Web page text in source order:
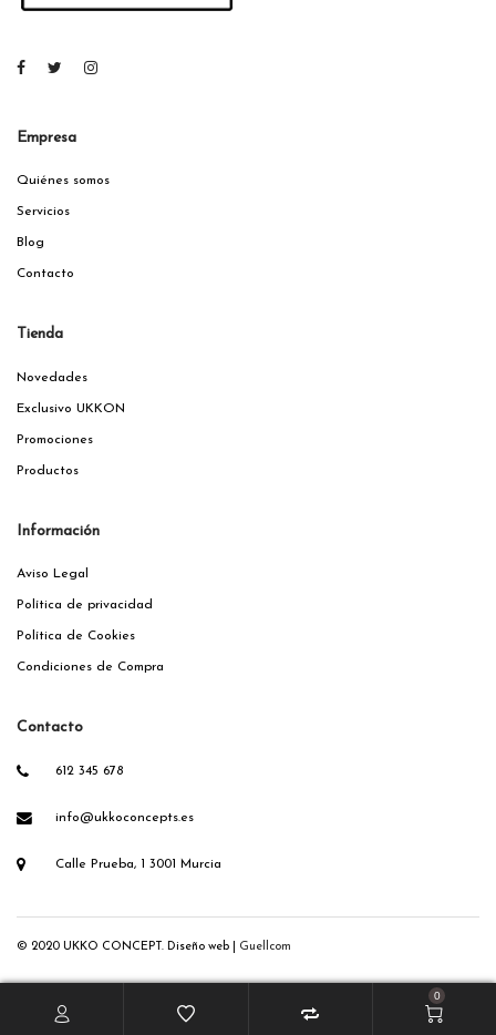
Empresa
Quiénes somos
Servicios
Blog
Contacto
Tienda
Novedades
Exclusivo UKKON
Promociones
Productos
Información
Aviso Legal
Política de privacidad
Política de Cookies
Condiciones de Compra
Contacto
612 345 678
info@ukkoconcepts.es
Calle Prueba, 1 3001 Murcia
© 2020 UKKO CONCEPT. Diseño web | Guellcom
0